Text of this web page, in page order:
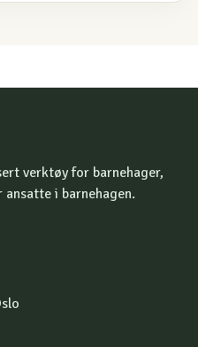
verktøy for barnehager,
i barnehagen.